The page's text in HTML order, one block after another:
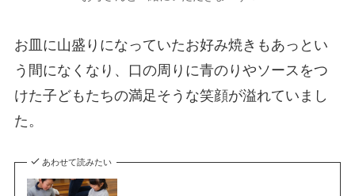
お皿に山盛りになっていたお好み焼きもあっとい
う間になくなり、口の周りに青のりやソースをつ
けた子どもたちの満足そうな笑顔が溢れていまし
た。
あわせて読みたい